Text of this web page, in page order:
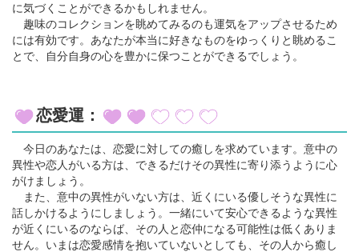
に気づくことができるかもしれません。
趣味のコレクションを眺めてみるのも運気をアップさせるため
には有効です。あなたが本当に好きなものをゆっくりと眺めるこ
とで、自分自身の心を豊かに保つことができるでしょう。
恋愛運：
今日のあなたは、恋愛に対しての癒しを求めています。意中の
異性や恋人がいる方は、できるだけその異性に寄り添うように心
がけましょう。
また、意中の異性がいない方は、近くにいる優しそうな異性に
話しかけるようにしましょう。一緒にいて安心できるような異性
が近くにいるのならば、その人と恋仲になる可能性は低くありま
せん。いまは恋愛感情を抱いていないとしても、その人から癒し